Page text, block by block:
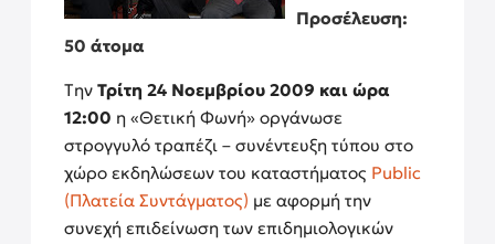
Προσέλευση:
50 άτομα
Tην Τρίτη 24 Νοεμβρίου 2009 και ώρα
12:00 η «Θετική Φωνή» οργάνωσε
στρογγυλό τραπέζι – συνέντευξη τύπου στο
χώρο εκδηλώσεων του καταστήματος Public
(Πλατεία Συντάγματος) με αφορμή την
συνεχή επιδείνωση των επιδημιολογικών